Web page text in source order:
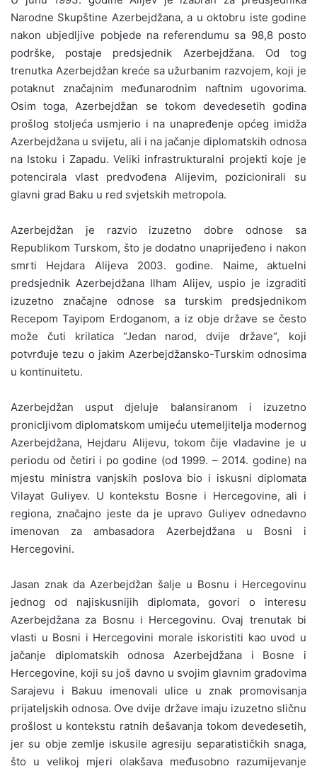
Narodne Skupštine Azerbejdžana, a u oktobru iste godine
nakon ubjedljive pobjede na referendumu sa 98,8 posto
podrške, postaje predsjednik Azerbejdžana. Od tog
trenutka Azerbejdžan kreće sa užurbanim razvojem, koji je
potaknut značajnim međunarodnim naftnim ugovorima.
Osim toga, Azerbejdžan se tokom devedesetih godina
prošlog stoljeća usmjerio i na unapređenje općeg imidža
Azerbejdžana u svijetu, ali i na jačanje diplomatskih odnosa
na Istoku i Zapadu. Veliki infrastrukturalni projekti koje je
potencirala vlast predvođena Alijevim, pozicionirali su
glavni grad Baku u red svjetskih metropola.
Azerbejdžan je razvio izuzetno dobre odnose sa
Republikom Turskom, što je dodatno unaprijeđeno i nakon
smrti Hejdara Alijeva 2003. godine. Naime, aktuelni
predsjednik Azerbejdžana Ilham Alijev, uspio je izgraditi
izuzetno značajne odnose sa turskim predsjednikom
Recepom Tayipom Erdoganom, a iz obje države se često
može čuti krilatica “Jedan narod, dvije države“, koji
potvrđuje tezu o jakim Azerbejdžansko-Turskim odnosima
u kontinuitetu.
Azerbejdžan usput djeluje balansiranom i izuzetno
pronicljivom diplomatskom umijeću utemeljitelja modernog
Azerbejdžana, Hejdaru Alijevu, tokom čije vladavine je u
periodu od četiri i po godine (od 1999. – 2014. godine) na
mjestu ministra vanjskih poslova bio i iskusni diplomata
Vilayat Guliyev. U kontekstu Bosne i Hercegovine, ali i
regiona, značajno jeste da je upravo Guliyev odnedavno
imenovan za ambasadora Azerbejdžana u Bosni i
Hercegovini.
Jasan znak da Azerbejdžan šalje u Bosnu i Hercegovinu
jednog od najiskusnijih diplomata, govori o interesu
Azerbejdžana za Bosnu i Hercegovinu. Ovaj trenutak bi
vlasti u Bosni i Hercegovini morale iskoristiti kao uvod u
jačanje diplomatskih odnosa Azerbejdžana i Bosne i
Hercegovine, koji su još davno u svojim glavnim gradovima
Sarajevu i Bakuu imenovali ulice u znak promovisanja
prijateljskih odnosa. Ove dvije države imaju izuzetno sličnu
prošlost u kontekstu ratnih dešavanja tokom devedesetih,
jer su obje zemlje iskusile agresiju separatističkih snaga,
što u velikoj mjeri olakšava međusobno razumijevanje